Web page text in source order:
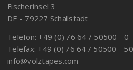
Fischerinsel 3
DE - 79227 Schallstadt
Telefon: +49 (0) 76 64 / 50500 - 0
Telefax: +49 (0) 76 64 / 50500 - 50
info@volztapes.com